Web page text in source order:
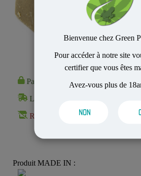
Bienvenue chez Green
Pour accéder à notre site
certifier que vous êtes
Avez-vous plus de
NON
Paiement 100% Sécurisé
Livraison Rapide et Discrète
Rupture de stock
Produit MADE IN :